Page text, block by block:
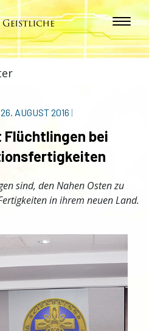
26. AUGUST 2016 |
bei
sind, den Nahen Osten zu
in ihrem neuen Land.